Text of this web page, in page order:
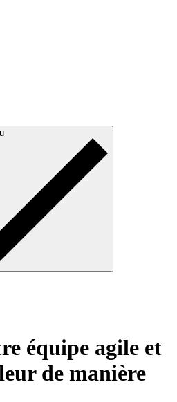
équipe agile et
de manière